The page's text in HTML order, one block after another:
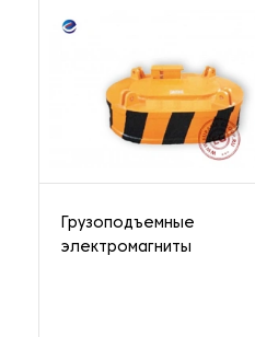
Грузоподъемные
электромагниты